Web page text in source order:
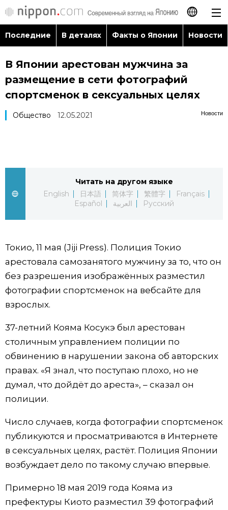
日本語
English
العربية
Последние
Фото/Видео
Разделы
Люди
Блог
Политика
Экономика
Культура
Технологии
Популярные статьи
Японский язык
Японский калейдоскоп
Семья
official SNS
Последние В деталях Факты о Японии Новости
В Японии арестован мужчина за
размещение в сети фотографий
спортсменок в сексуальных целях
Новости
Общество 12.05.2021
Читать на другом языке
English
日本語 简体字 繁體字
Français
Español
العربية Русский
Токио, 11 мая (Jiji Press). Полиция Токио
арестовала самозанятого мужчину за то, что он
без разрешения изображённых разместил
фотографии спортсменок на вебсайте для
взрослых.
37-летний Кояма Косукэ был арестован
столичным управлением полиции по
обвинению в нарушении закона об авторских
правах. «Я знал, что поступаю плохо, но не
думал, что дойдёт до ареста», – сказал он
полиции.
Число случаев, когда фотографии спортсменок
публикуются и просматриваются в Интернете
в сексуальных целях, растёт. Полиция Японии
возбуждает дело по такому случаю впервые.
Примерно 18 мая 2019 года Кояма из
префектуры Киото разместил 39 фотографий